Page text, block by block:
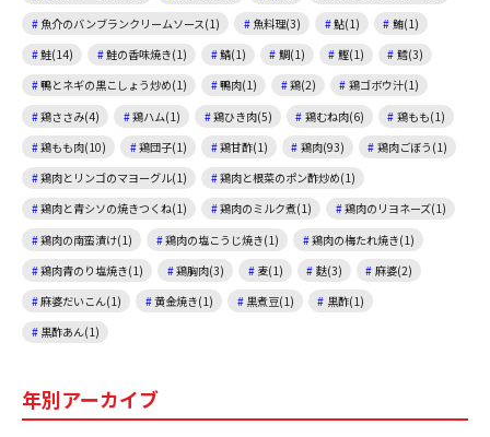
魚介のバンブランクリームソース(1)
魚料理(3) 鮎(1)
鮪(1)
鮭(14)
鮭の香味焼き(1) 鯖(1) 鯛(1) 鰹(1)
鱈(3)
鴨とネギの黒こしょう炒め(1)
鴨肉(1) 鶏(2)
鶏ゴボウ汁(1)
鶏ささみ(4)
鶏ハム(1) 鶏ひき肉(5) 鶏むね肉(6)
鶏もも(1)
鶏もも肉(10)
鶏団子(1) 鶏甘酢(1) 鶏肉(93)
鶏肉ごぼう(1)
鶏肉とリンゴのマヨーグル(1)
鶏肉と根菜のポン酢炒め(1)
鶏肉と青シソの焼きつくね(1)
鶏肉のミルク煮(1)
鶏肉のリヨネーズ(1)
鶏肉の南蛮漬け(1)
鶏肉の塩こうじ焼き(1)
鶏肉の梅たれ焼き(1)
鶏肉青のり塩焼き(1)
鶏胸肉(3) 麦(1) 麩(3)
麻婆(2)
麻婆だいこん(1)
黄金焼き(1) 黒煮豆(1)
黒酢(1)
黒酢あん(1)
年別アーカイブ